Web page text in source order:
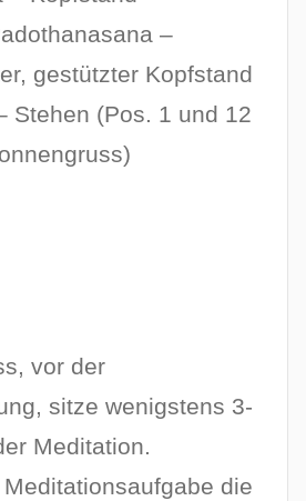
–
gestützter Kopfstand
Stehen (Pos. 1 und 12
vor der
sitze wenigstens 3-
Meditation.
die